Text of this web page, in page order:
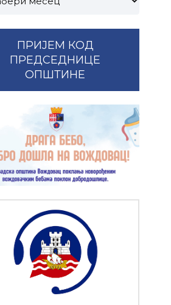
ПРИЈЕМ КОД
ПРЕДСЕДНИЦЕ
ОПШТИНЕ